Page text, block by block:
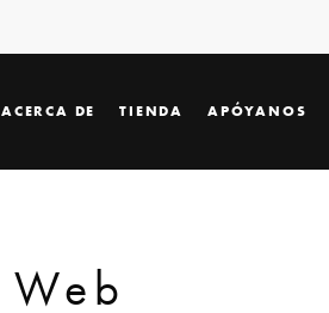
ACERCA DE TIENDA APÓYANOS
Web